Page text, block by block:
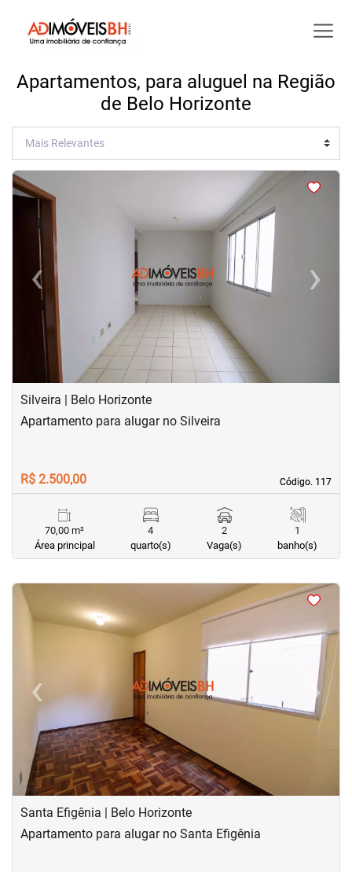
Apartamentos, para aluguel na Região
de Belo Horizonte
<<<
‹Previous ›Next
Silveira | Belo Horizonte
Código. 117
Código. 117
Apartamento para alugar no Silveira
R$ 2.500,00
70,00 m²
Área principal
4
quarto(s)
2
Vaga(s)
1
banho(s)
< <
‹Previous ›
Next
Santa Efigênia | Belo Horizonte
Apartamento para alugar no Santa Efigênia